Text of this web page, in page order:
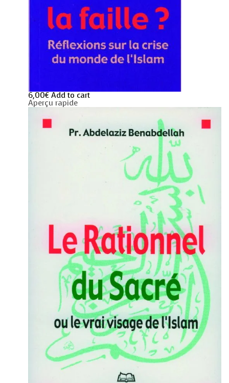
6,00€ Add to cart
Aperçu rapide